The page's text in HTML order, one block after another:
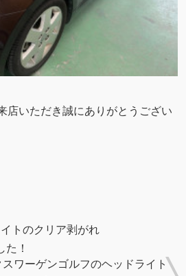
店いただき誠にありがとうござい
トのクリア剥がれ
た！
スワーゲンゴルフのヘッドライト